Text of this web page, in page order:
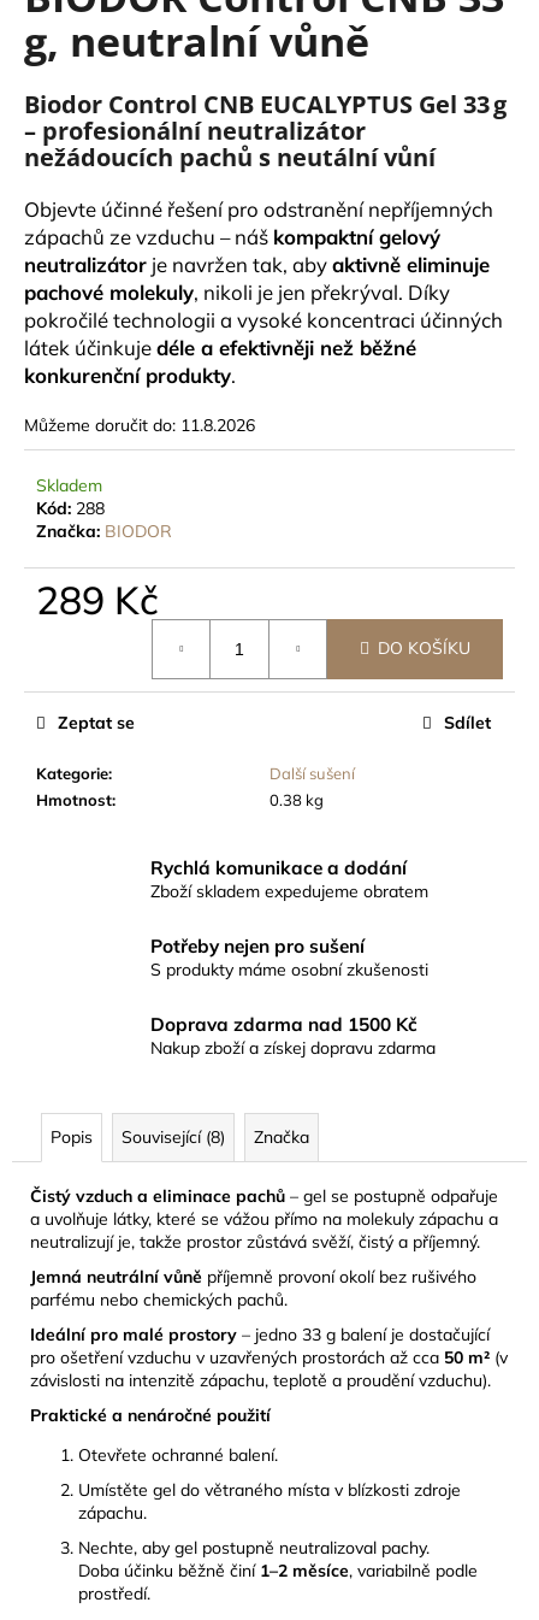
z
5
hvězdiček.
g, neutralní vůně
Biodor Control CNB EUCALYPTUS Gel 33 g
– profesionální neutralizátor
nežádoucích pachů s neutální vůní
Objevte účinné řešení pro odstranění nepříjemných
zápachů ze vzduchu – náš kompaktní gelový
neutralizátor je navržen tak, abyaktivně eliminuje
pachové molekuly, nikoli je jen překrýval. Díky
pokročilé technologii a vysoké koncentraci účinných
látek účinkujedéle a efektivněji než běžné
konkurenční produkty.
Můžeme doručit do: 11.8.2026
Skladem
Kód: 288
Značka: BIODOR
289 Kč
DO KOŠÍKU
Kategorie:
Další sušení
Hmotnost: 0.38 kg
Zeptat se Sdílet
Rychlá komunikace a dodání
Zboží skladem expedujeme obratem
Potřeby nejen pro sušení
S produkty máme osobní zkušenosti
Doprava zdarma nad 1500 Kč
Nakup zboží a získej dopravu zdarma
Popis Související (8) Značka
Čistý vzduch a eliminace pachů – gel se postupně odpařuje
a uvolňuje látky, které se vážou přímo na molekuly zápachu a
neutralizují je, takže prostor zůstává svěží, čistý a příjemný.
Jemná neutrální vůně příjemně provoní okolí bez rušivého
parfému nebo chemických pachů.
Ideální pro malé prostory – jedno 33 g balení je dostačující
pro ošetření vzduchu v uzavřených prostorách až cca 50 m² (v
závislosti na intenzitě zápachu, teplotě a proudění vzduchu).
Praktické a nenáročné použití
Otevřete ochranné balení.
Umístěte gel do větraného místa v blízkosti zdroje
zápachu.
Nechte, aby gel postupně neutralizoval pachy.
Doba účinku běžně činí 1–2 měsíce, variabilně podle
prostředí.
a
j
í
t
?
HLEDAT
D
o
p
u
u
BASIC
SUŠÍCÍ
SÍŤ,